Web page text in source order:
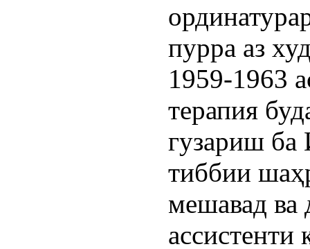
пурра аз
1959-1963
терапия
гузариш ба
тиббии
мешавад ва
ассистенти